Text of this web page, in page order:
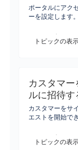
ポータルにアク
ーを設定します。
トピックの表
カスタマ
ルに招待す
カスタマーをサ
エストを開始で
トピックの表